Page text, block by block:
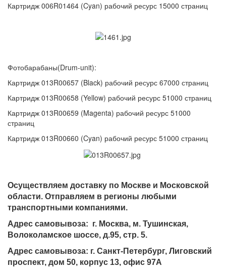
Картридж 006R01464 (Cyan) рабочий ресурс 15000 страниц
Фотобарабаны(Drum-unit):
Картридж 013R00657 (Black) рабочий ресурс 67000 страниц
Картридж 013R00658 (Yellow) рабочий ресурс 51000 страниц
Картридж 013R00659 (Magenta) рабочий ресурс 51000
страниц
Картридж 013R00660 (Cyan) рабочий ресурс 51000 страниц
Осуществляем доставку по Москве и Московской
области. Отправляем в регионы любыми
транспортными компаниями.
Адрес самовывоза: г. Москва, м. Тушинская,
Волоколамское шоссе, д.95, стр. 5.
Адрес самовывоза: г. Санкт-Петербург, Лиговский
проспект, дом 50, корпус 13, офис 97А